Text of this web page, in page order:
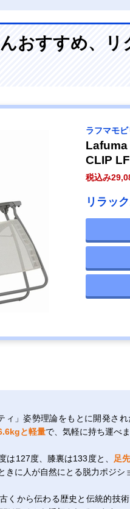
おすすめ、
ラフマモビ
Lafuma
CLIP
税込み
リラッ
ィ」姿勢理論をもとに開発さ
と軽量で、気軽に持ち運べま
は127度、膝裏は133度と、 足
きに人が自然にとる脱力ポジシ
くから伝わる歴史と伝統的技